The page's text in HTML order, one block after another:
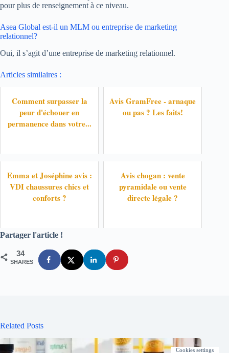
pour plus de renseignement à ce niveau.
Asea Global est-il un MLM ou entreprise de marketing
relationnel?
Oui, il s’agit d’une entreprise de marketing relationnel.
Articles similaires :
Comment surpasser la
peur d'échouer en
permanence dans votre...
Avis GramFree - arnaque
ou pas ? Les faits!
Emma et Joséphine avis :
VDI chaussures chics et
conforts ?
Avis chogan : vente
pyramidale ou vente
directe légale ?
Partager l'article !
34
SHARES
Related Posts
Cookies settings